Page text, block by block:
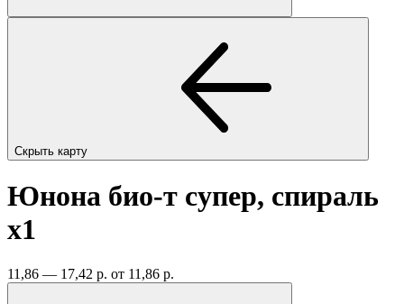
Скрыть карту
Юнона био-т супер, спираль
x1
11,86 — 17,42 р. от 11,86 р.